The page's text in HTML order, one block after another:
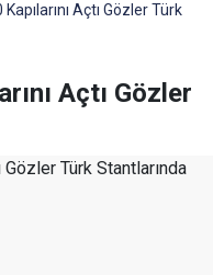
Açtı Gözler Türk
Açtı Gözler